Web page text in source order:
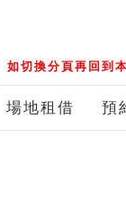
如切換分頁再回到
場地租借 預